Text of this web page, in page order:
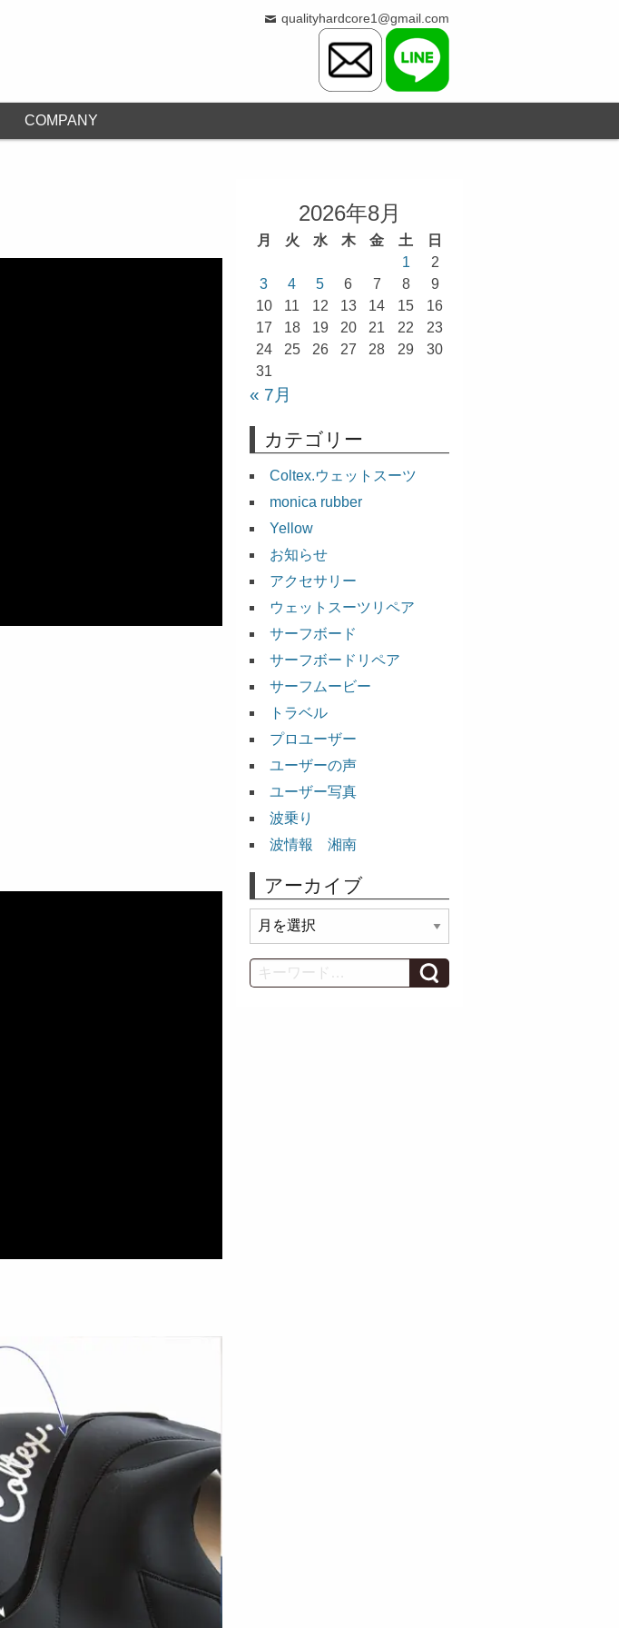
qualityhardcore1@gmail.com
COMPANY
2026年8月
月 火 水 木 金 土
日
1
2
3
4 5 6 7 8
9
10
11 12 13 14 15
16
17
18 19 20 21 22
23
24
25 26 27 28 29
30
31
« 7月
カテゴリー
Coltex.ウェットスーツ
monica rubber
Yellow
お知らせ
アクセサリー
ウェットスーツリペア
サーフボード
サーフボードリペア
サーフムービー
トラベル
プロユーザー
ユーザーの声
ユーザー写真
波乗り
波情報 湘南
アーカイブ
ー
カ
イ
Search